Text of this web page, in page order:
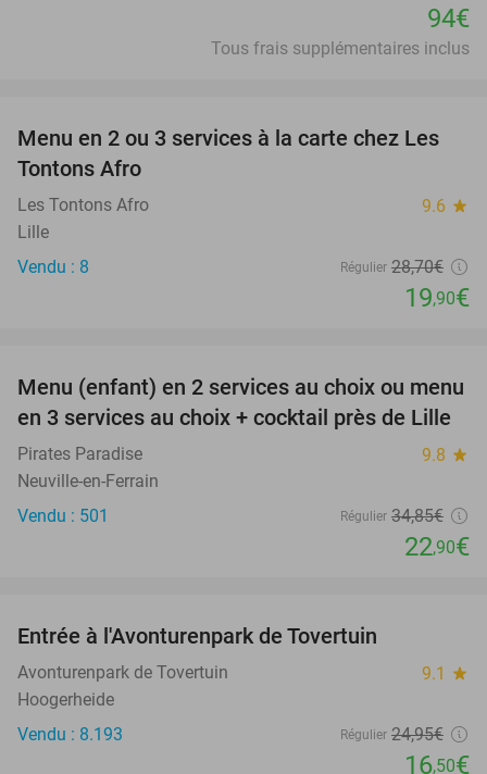
94€
Tous frais supplémentaires inclus
31%
Menu en 2 ou 3 services à la carte chez Les
Tontons Afro
Les Tontons Afro 9.6 star
Lille
Vendu : 8
Régulier 28,70€
19,90€
34%
Menu (enfant) en 2 services au choix ou menu
en 3 services au choix + cocktail près de Lille
Pirates Paradise 9.8 star
Neuville-en-Ferrain
Vendu : 501
Régulier 34,85€
22,90€
Entrée à l'Avonturenpark de Tovertuin
Avonturenpark de Tovertuin 9.1 star
Hoogerheide
Vendu : 8.193
Régulier 24,95€
16,50€